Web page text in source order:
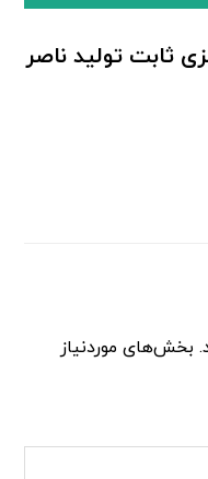
ثابت تولید ناصر
بخش‌های موردنیاز